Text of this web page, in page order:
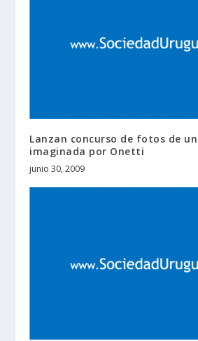
Lanzan concurso de fotos de
imaginada por Onetti
junio 30, 2009